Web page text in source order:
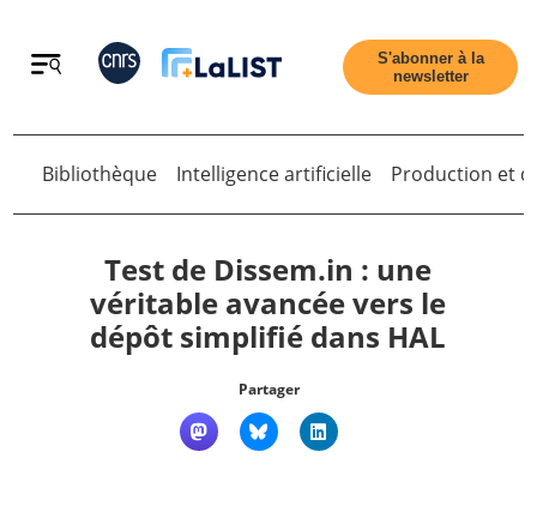
Retour
Accueil
S'abonner à la
newsletter
Retour
Bibliothèque Intelligence artificielle Production et
Test de Dissem.in : une
véritable avancée vers le
dépôt simplifié dans HAL
Partager